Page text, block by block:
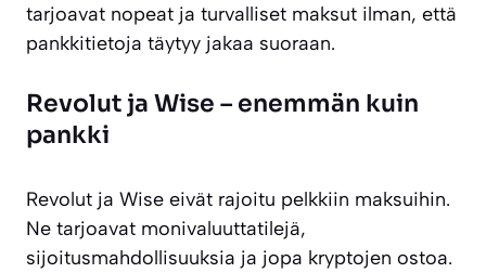
tarjoavat nopeat ja turvalliset maksut ilman, että
pankkitietoja täytyy jakaa suoraan.
Revolut ja Wise – enemmän kuin
pankki
Revolut ja Wise eivät rajoitu pelkkiin maksuihin.
Ne tarjoavat monivaluuttatilejä,
sijoitusmahdollisuuksia ja jopa kryptojen ostoa.